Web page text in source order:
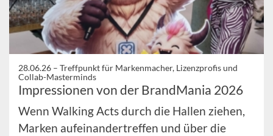
28.06.26 – Treffpunkt für Markenmacher, Lizenzprofis und
Collab-Masterminds
Impressionen von der BrandMania 2026
Wenn Walking Acts durch die Hallen ziehen,
Marken aufeinandertreffen und über die